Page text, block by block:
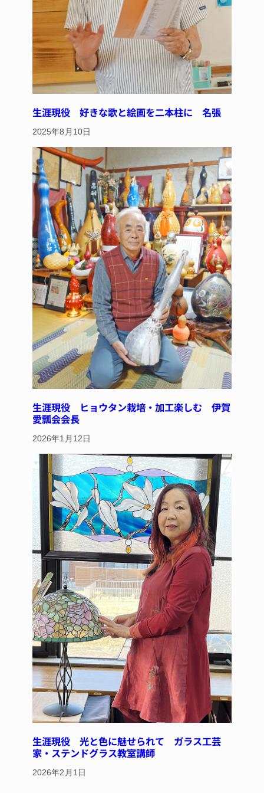
生涯現役 好きな歌と絵画を二本柱に 名張
2025年8月10日
生涯現役 ヒョウタン栽培・加工楽しむ 伊賀
愛瓢会会長
2026年1月12日
生涯現役 光と色に魅せられて ガラス工芸
家・ステンドグラス教室講師
2026年2月1日